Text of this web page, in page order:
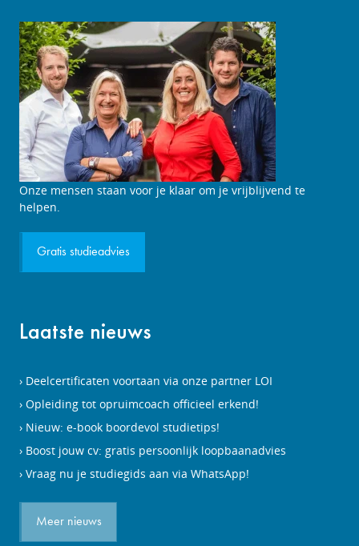
Studieadviesgesprek
aanvragen
Onze mensen staan voor je klaar om je vrijblijvend te
helpen.
Gratis studieadvies
Laatste nieuws
Deelcertificaten voortaan via onze partner LOI
Opleiding tot opruimcoach officieel erkend!
Nieuw: e-book boordevol studietips!
Boost jouw cv: gratis persoonlijk loopbaanadvies
Vraag nu je studiegids aan via WhatsApp!
Meer nieuws